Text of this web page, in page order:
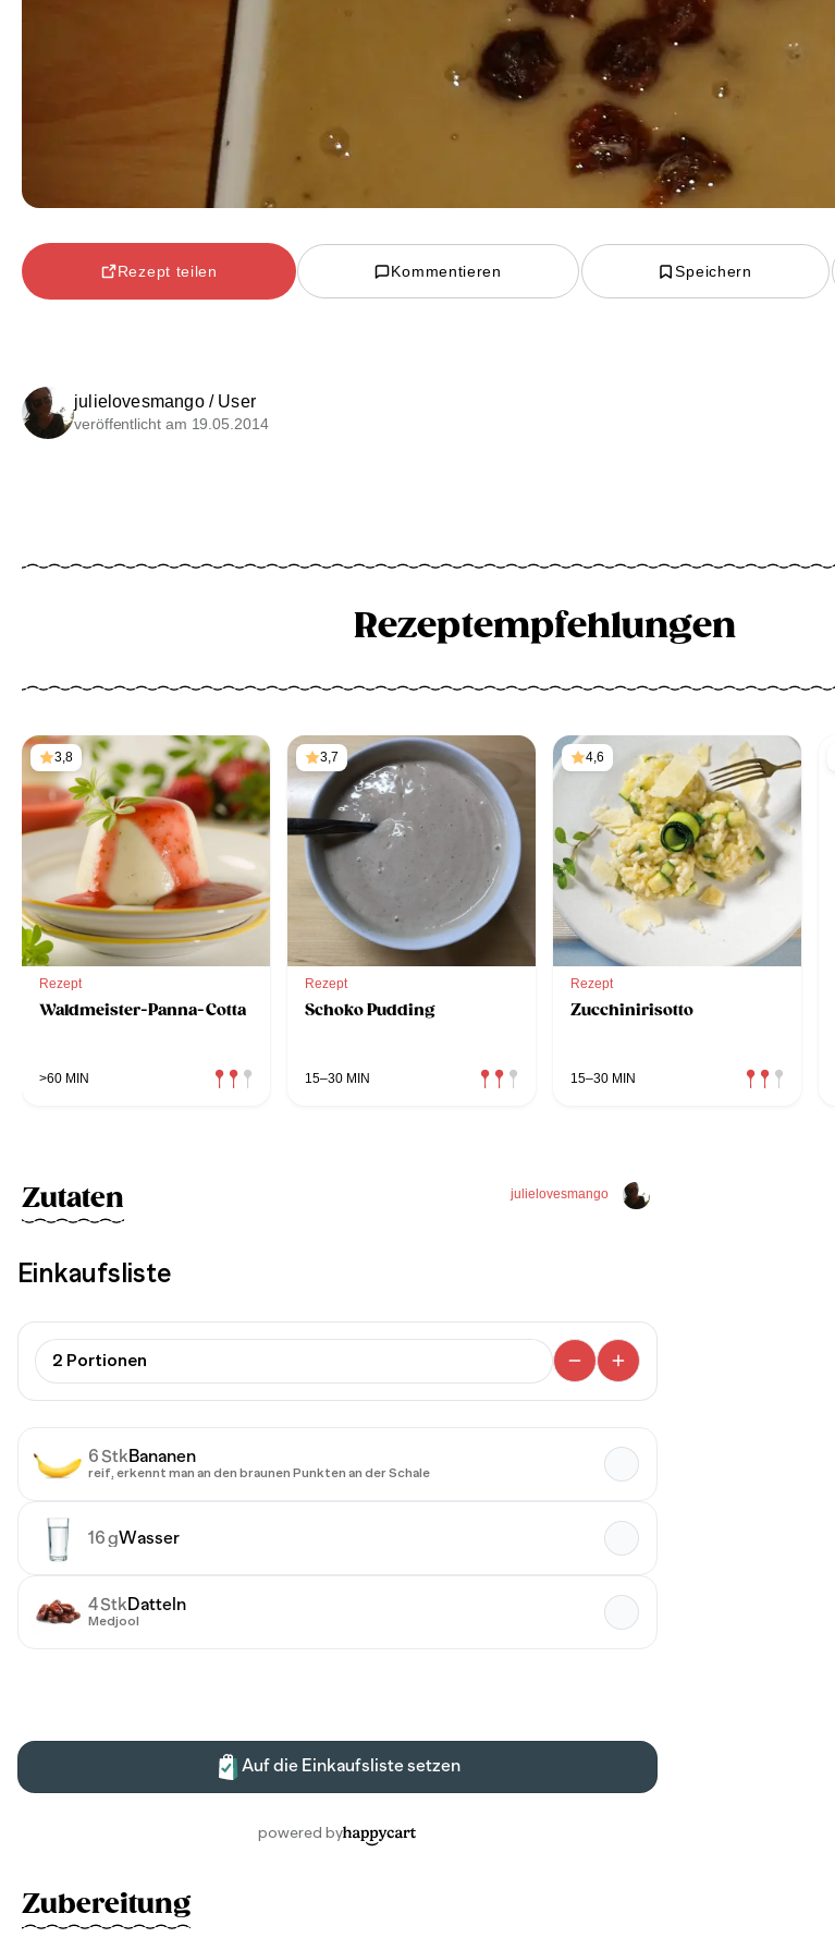
Rezept teilen Kommentieren Speichern
julielovesmango / User
veröffentlicht am 19.05.2014
Rezeptempfehlungen
3,8
Rezept
Waldmeister-Panna-Cotta
>60 MIN
3,7
Rezept
Schoko Pudding
15–30 MIN
4,6
Rezept
Zucchinirisotto
15–30 MIN
julielovesmango
Zutaten
Zubereitung